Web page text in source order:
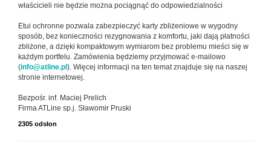
właścicieli nie będzie można pociągnąć do odpowiedzialności
Etui ochronne pozwala zabezpieczyć karty zbliżeniowe w wygodny
sposób, bez konieczności rezygnowania z komfortu, jaki dają płatności
zbliżone, a dzięki kompaktowym wymiarom bez problemu mieści się w
każdym portfelu. Zamówienia będziemy przyjmować e-mailowo
(info@atline.pl). Więcej informacji na ten temat znajduje się na naszej
stronie internetowej.
Bezpośr. inf. Maciej Prelich
Firma ATLine sp.j. Sławomir Pruski
2305 odsłon